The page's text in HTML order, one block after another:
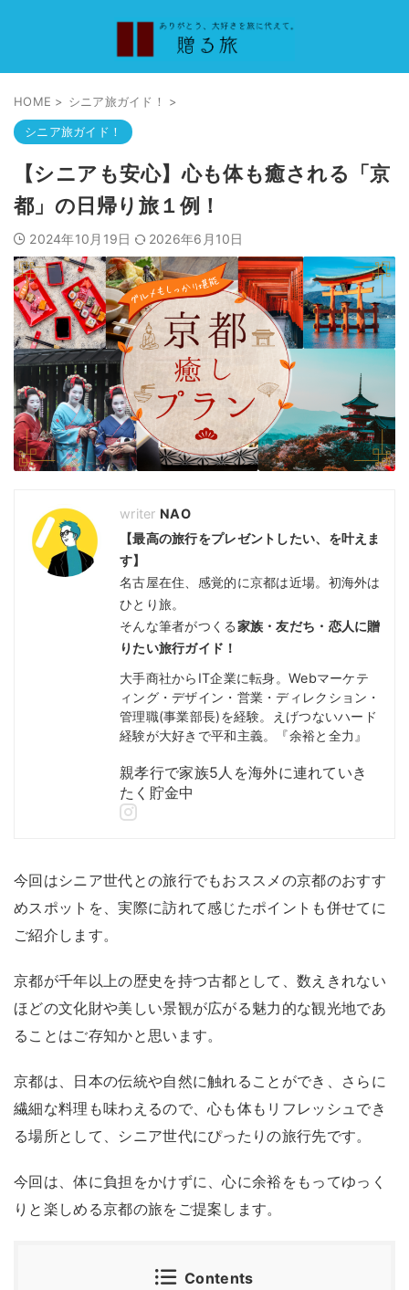
HOME > シニア旅ガイド！ >
シニア旅ガイド！
【シニアも安心】心も体も癒される「京
都」の日帰り旅１例！
2024年10月19日 2026年6月10日
NAO
【最高の旅行をプレゼントしたい、を叶えま
す】
名古屋在住、感覚的に京都は近場。初海外は
ひとり旅。
そんな筆者がつくる家族・友だち・恋人に贈
りたい旅行ガイド！
大手商社からIT企業に転身。Webマーケテ
ィング・デザイン・営業・ディレクション・
管理職(事業部長)を経験。えげつないハード
経験が大好きで平和主義。『余裕と全力』
親孝行で家族5人を海外に連れていき
たく貯金中
今回はシニア世代との旅行でもおススメの京都のおすす
めスポットを、実際に訪れて感じたポイントも併せてに
ご紹介します。
京都が千年以上の歴史を持つ古都として、数えきれない
ほどの文化財や美しい景観が広がる魅力的な観光地であ
ることはご存知かと思います。
京都は、日本の伝統や自然に触れることができ、さらに
繊細な料理も味わえるので、心も体もリフレッシュでき
る場所として、シニア世代にぴったりの旅行先です。
今回は、体に負担をかけずに、心に余裕をもってゆっく
りと楽しめる京都の旅をご提案します。
Contents